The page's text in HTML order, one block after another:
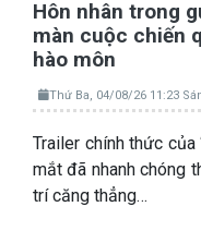
Hôn nhân trong
màn cuộc chiến
hào môn
Thứ Ba, 04/08/26 11:23
Trailer chính thức của
mắt đã nhanh chóng
trí căng thẳng…